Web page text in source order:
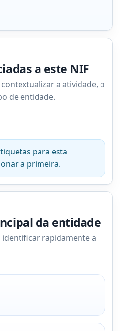
a este NIF
a atividade, o
de entidade.
para esta
a primeira.
da entidade
identificar rapidamente a